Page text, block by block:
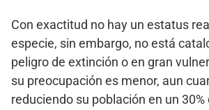
Con exactitud no hay un estatus
especie, sin embargo, no está
peligro de extinción o en gran
su preocupación es menor, aun
reduciendo su población en un 30%